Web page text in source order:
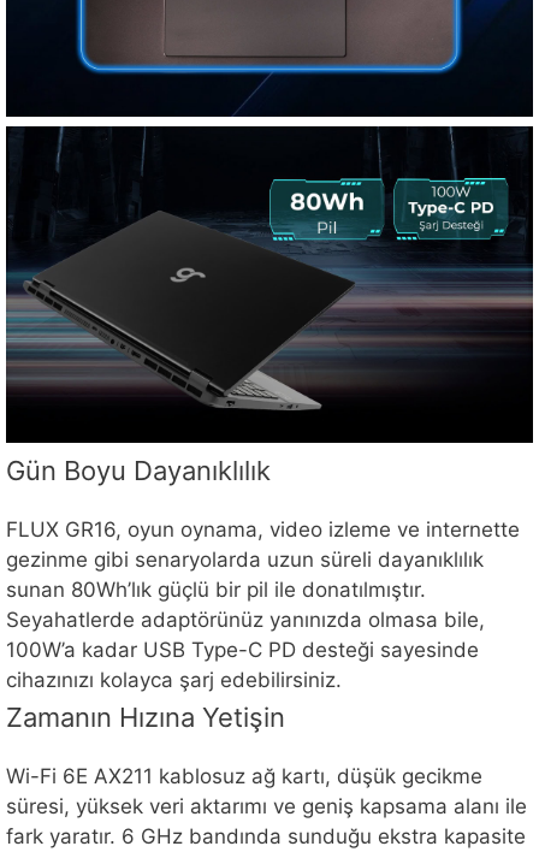
Gün Boyu Dayanıklılık
FLUX GR16, oyun oynama, video izleme ve internette
gezinme gibi senaryolarda uzun süreli dayanıklılık
sunan 80Wh’lık güçlü bir pil ile donatılmıştır.
Seyahatlerde adaptörünüz yanınızda olmasa bile,
100W’a kadar USB Type-C PD desteği sayesinde
cihazınızı kolayca şarj edebilirsiniz.
Zamanın Hızına Yetişin
Wi-Fi 6E AX211 kablosuz ağ kartı, düşük gecikme
süresi, yüksek veri aktarımı ve geniş kapsama alanı ile
fark yaratır. 6 GHz bandında sunduğu ekstra kapasite